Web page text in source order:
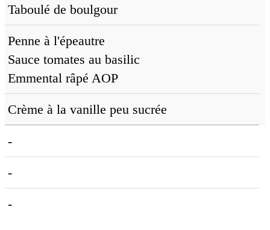
Taboulé de boulgour
Penne à l'épeautre
Sauce tomates au basilic
Emmental râpé AOP
Crème à la vanille peu sucrée
-
-
-